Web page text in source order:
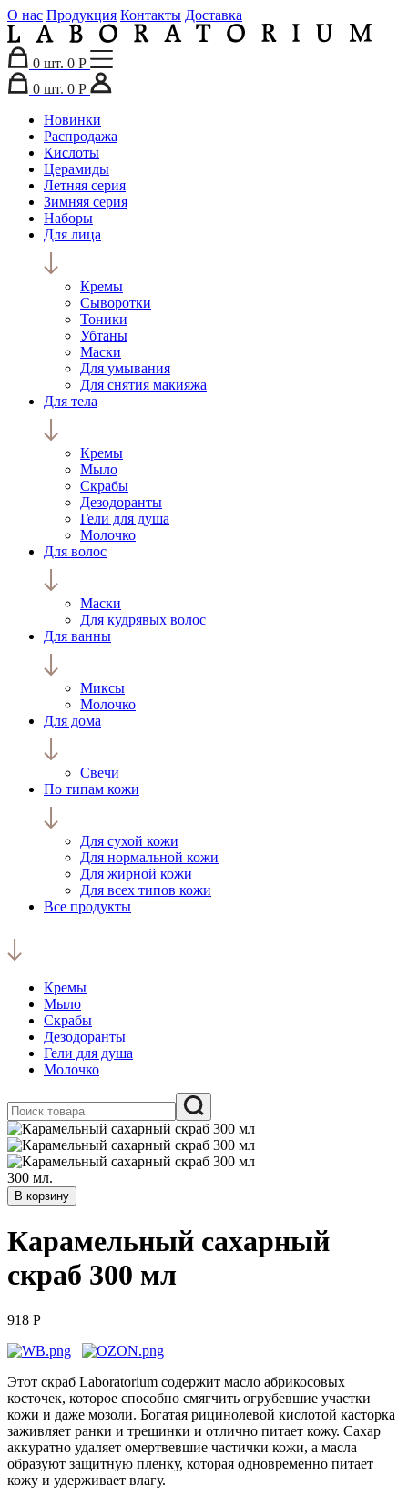
О нас Продукция Контакты Доставка
0 шт. 0 Р
0 шт. 0 Р
Новинки
Распродажа
Кислоты
Церамиды
Летняя серия
Зимняя серия
Наборы
Для лица
Кремы
Сыворотки
Тоники
Убтаны
Маски
Для умывания
Для снятия макияжа
Для тела
Кремы
Мыло
Скрабы
Дезодоранты
Гели для душа
Молочко
Для волос
Маски
Для кудрявых волос
Для ванны
Миксы
Молочко
Для дома
Свечи
По типам кожи
Для сухой кожи
Для нормальной кожи
Для жирной кожи
Для всех типов кожи
Все продукты
Кремы
Мыло
Скрабы
Дезодоранты
Гели для душа
Молочко
300 мл.
В корзину
Карамельный сахарный
скраб 300 мл
918 Р
Этот скраб Laboratorium содержит масло абрикосовых
косточек, которое способно смягчить огрубевшие участки
кожи и даже мозоли. Богатая рицинолевой кислотой касторка
заживляет ранки и трещинки и отлично питает кожу. Сахар
аккуратно удаляет омертвевшие частички кожи, а масла
образуют защитную пленку, которая одновременно питает
кожу и удерживает влагу.